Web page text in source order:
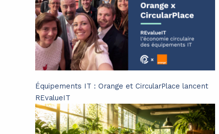
Équipements IT : Orange et CircularPlace lancent
REvalueIT